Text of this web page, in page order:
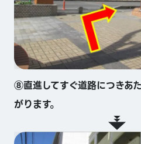
⑧直進してすぐ道路につきあ
がります。